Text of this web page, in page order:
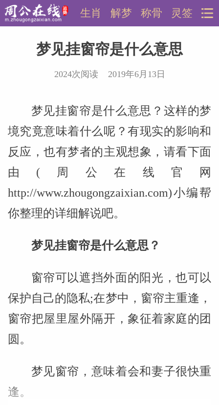
灵签
称骨
解梦
生肖
梦见挂窗帘是什么意思
2024次阅读 2019年6月13日
梦见挂窗帘是什么意思？这样的梦
境究竟意味着什么呢？有现实的影响和
反应，也有梦者的主观想象，请看下面
由(周公在线官网
http://www.zhougongzaixian.com)小编帮
你整理的详细解说吧。
梦见挂窗帘是什么意思？
窗帘可以遮挡外面的阳光，也可以
保护自己的隐私;在梦中，窗帘主重逢，
窗帘把屋里屋外隔开，象征着家庭的团
圆。
梦见窗帘，意味着会和妻子很快重
逢。